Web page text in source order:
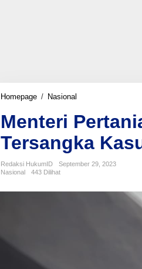
Homepage / Nasional
Dikabarkan
Telah
Menjadi
Tersangka
Kasus
Dugaan
Oleh
Menteri
Tersangka
Redaksi HukumID
September 29, 2023
Nasional
443 Dilihat